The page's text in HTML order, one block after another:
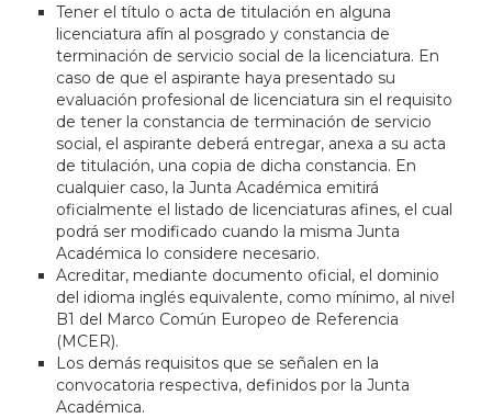
Tener el título o acta de titulación en alguna
licenciatura afín al posgrado y constancia de
terminación de servicio social de la licenciatura. En
caso de que el aspirante haya presentado su
evaluación profesional de licenciatura sin el requisito
de tener la constancia de terminación de servicio
social, el aspirante deberá entregar, anexa a su acta
de titulación, una copia de dicha constancia. En
cualquier caso, la Junta Académica emitirá
oficialmente el listado de licenciaturas afines, el cual
podrá ser modificado cuando la misma Junta
Académica lo considere necesario.
Acreditar, mediante documento oficial, el dominio
del idioma inglés equivalente, como mínimo, al nivel
B1 del Marco Común Europeo de Referencia
(MCER).
Los demás requisitos que se señalen en la
convocatoria respectiva, definidos por la Junta
Académica.